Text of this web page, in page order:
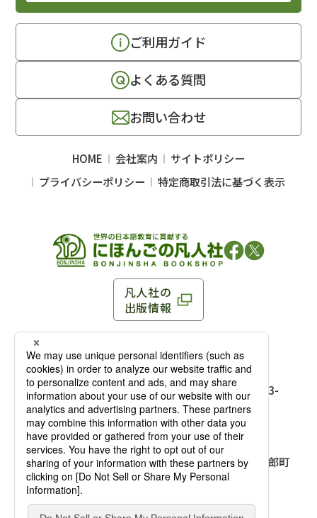
凡人社の
出版情報
〒102-0093 東京都千代田区平河町 1-3-13 8F
TEL：03-3263-3959／FAX：03-3263-3116
麹町店
〒102-0093 東京都千代田区平河町1-3-
13 8F［アクセス］
TEL：03-3239-8673／FAX：03-3263-
3116
大阪店
〒541-0056 大阪府大阪市中央区久太郎町
4-2-10
大西ビルディング 1階［
TEL：06-4256-2684／FAX：03-6733-
ご利用ガイド
よくある質問
お問い合わせ
HOME 会社案内
サイトポリシー
プライバシーポリシー
特定商取引法に基づく表示